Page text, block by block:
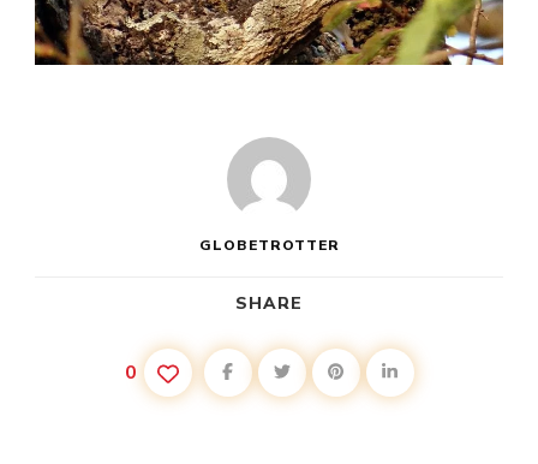
GLOBETROTTER
SHARE
0